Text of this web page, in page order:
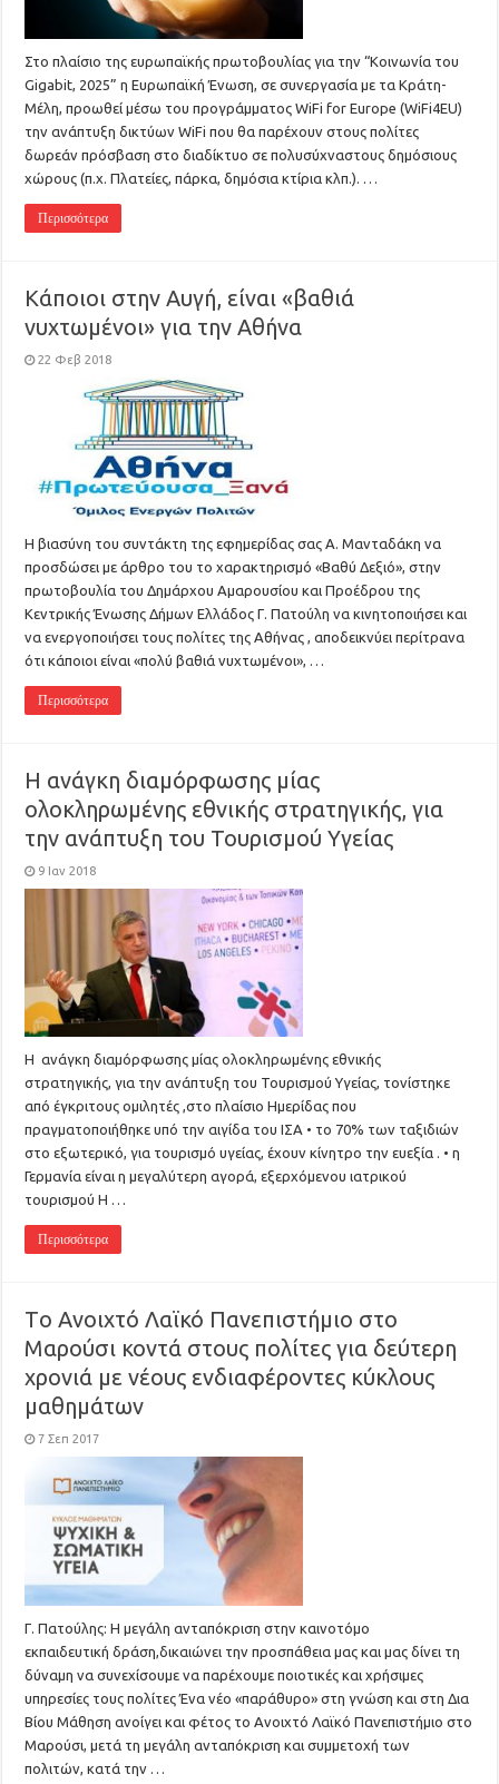
Στο πλαίσιο της ευρωπαϊκής πρωτοβουλίας για την “Κοινωνία του
Gigabit, 2025” η Ευρωπαϊκή Ένωση, σε συνεργασία με τα Κράτη-
Μέλη, προωθεί μέσω του προγράμματος WiFi for Europe (WiFi4EU)
την ανάπτυξη δικτύων WiFi που θα παρέχουν στους πολίτες
δωρεάν πρόσβαση στο διαδίκτυο σε πολυσύχναστους δημόσιους
χώρους (π.χ. Πλατείες, πάρκα, δημόσια κτίρια κλπ.). …
Περισσότερα
Κάποιοι στην Αυγή, είναι «βαθιά
νυχτωμένοι» για την Αθήνα
22 Φεβ 2018
Η βιασύνη του συντάκτη της εφημερίδας σας Α. Μανταδάκη να
προσδώσει με άρθρο του το χαρακτηρισμό «Βαθύ Δεξιό», στην
πρωτοβουλία του Δημάρχου Αμαρουσίου και Προέδρου της
Κεντρικής Ένωσης Δήμων Ελλάδος Γ. Πατούλη να κινητοποιήσει και
να ενεργοποιήσει τους πολίτες της Αθήνας , αποδεικνύει περίτρανα
ότι κάποιοι είναι «πολύ βαθιά νυχτωμένοι», …
Περισσότερα
Η ανάγκη διαμόρφωσης μίας
ολοκληρωμένης εθνικής στρατηγικής, για
την ανάπτυξη του Τουρισμού Υγείας
9 Ιαν 2018
Η ανάγκη διαμόρφωσης μίας ολοκληρωμένης εθνικής
στρατηγικής, για την ανάπτυξη του Τουρισμού Υγείας, τονίστηκε
από έγκριτους ομιλητές ,στο πλαίσιο Ημερίδας που
πραγματοποιήθηκε υπό την αιγίδα του ΙΣΑ • το 70% των ταξιδιών
στο εξωτερικό, για τουρισμό υγείας, έχουν κίνητρο την ευεξία . • η
Γερμανία είναι η μεγαλύτερη αγορά, εξερχόμενου ιατρικού
τουρισμού Η …
Περισσότερα
Tο Ανοιχτό Λαϊκό Πανεπιστήμιο στο
Μαρούσι κοντά στους πολίτες για δεύτερη
χρονιά με νέους ενδιαφέροντες κύκλους
μαθημάτων
7 Σεπ 2017
Γ. Πατούλης: Η μεγάλη ανταπόκριση στην καινοτόμο
εκπαιδευτική δράση,δικαιώνει την προσπάθεια μας και μας δίνει τη
δύναμη να συνεχίσουμε να παρέχουμε ποιοτικές και χρήσιμες
υπηρεσίες τους πολίτες Ένα νέο «παράθυρο» στη γνώση και στη Δια
Βίου Μάθηση ανοίγει και φέτος το Ανοιχτό Λαϊκό Πανεπιστήμιο στο
Μαρούσι, μετά τη μεγάλη ανταπόκριση και συμμετοχή των
πολιτών, κατά την …